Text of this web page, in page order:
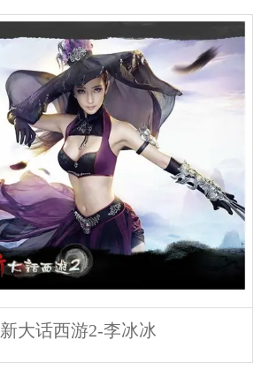
新大话西游2-李冰冰